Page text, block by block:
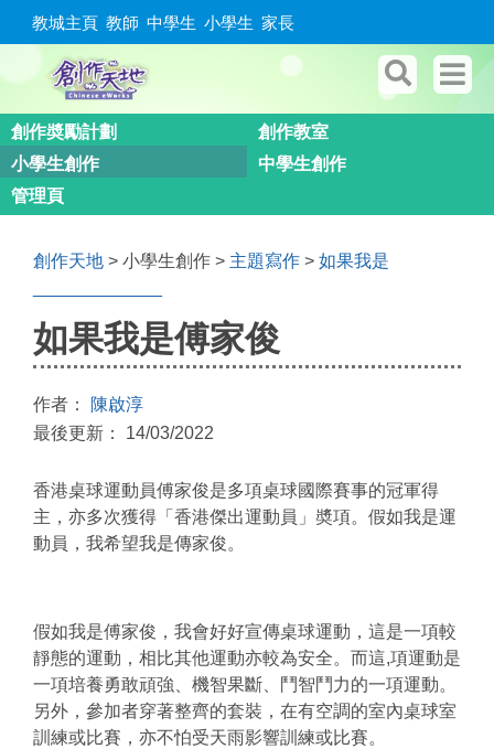
教城主頁 教師 中學生 小學生 家長
創作奬勵計劃
創作教室
小學生創作
中學生創作
管理頁
創作天地 > 小學生創作 > 主題寫作 > 如果我是
如果我是傅家俊
作者：
陳啟淳
最後更新： 14/03/2022
香港桌球運動員傅家俊是多項桌球國際賽事的冠軍得
主，亦多次獲得「香港傑出運動員」奬項。假如我是運
動員，我希望我是傳家俊。
假如我是傅家俊，我會好好宣傳桌球運動 ，這是一項較
靜態的運動， 相比其他運動亦較為安全。而這,項運動是
一項培養勇敢頑強、機智果斷、鬥智鬥力的一項運動。
另外， 參加者穿著整齊的套裝，在有空調的室內桌球室
訓練或比賽，亦不怕受天雨影響訓練或比賽。